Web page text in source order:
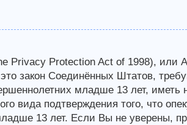
Privacy Protection Act of 1998), или
закон Соединённых Штатов,
младше 13 лет, иметь
вида подтверждения того, что
13 лет. Если Вы не уверены,